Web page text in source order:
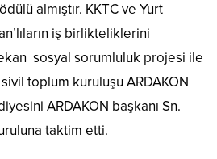
almıştır. KKTC ve Yurt
iş birlikteliklerini
sosyal sorumluluk projesi ile
sivil toplum kuruluşu ARDAKON
ARDAKON başkanı Sn.
taktim etti.